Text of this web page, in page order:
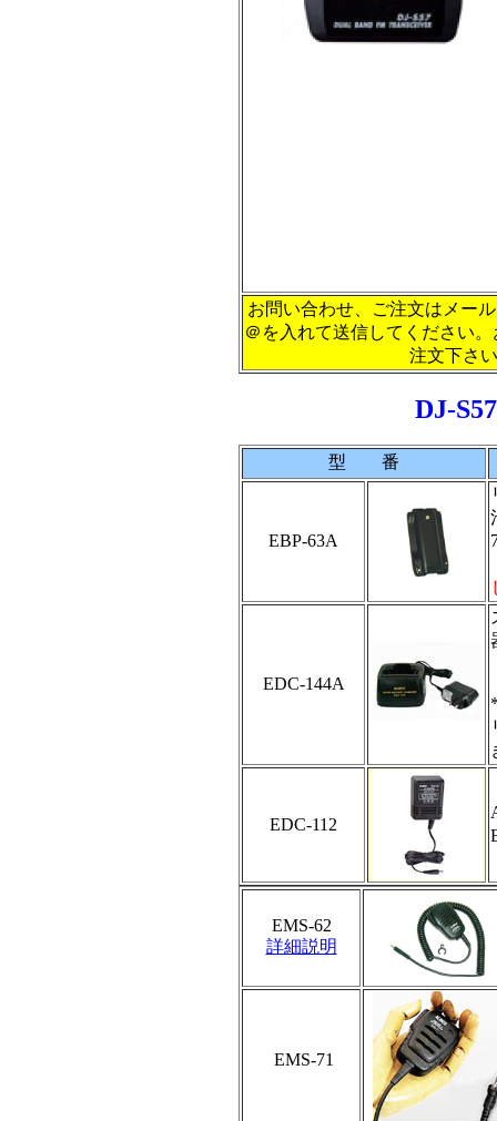
お問い合わせ、ご注文はメー
＠を入れて送信してください
注文下さ
DJ-
型 番
EBP-63A
EDC-144A
EDC-112
EMS-62
詳細説明
EMS-71